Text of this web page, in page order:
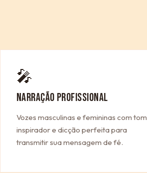
🎤
NARRAÇÃO PROFISSIONAL
Vozes masculinas e femininas com tom
inspirador e dicção perfeita para
transmitir sua mensagem de fé.